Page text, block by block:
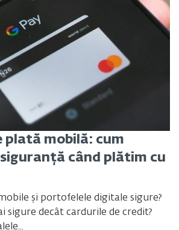
plată mobilă: cum
când plătim cu
și portofelele digitale sigure?
sigure decât cardurile de credit?